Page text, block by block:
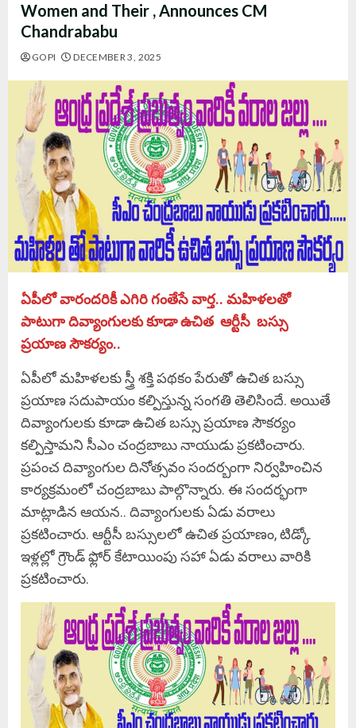
Women and Their , Announces CM
Chandrababu
GOPI DECEMBER 3, 2025
ఏపీలో వారందరికీ ఎగిరి గంతేసే వార్త.. మహిళలతో
పాటుగా దివ్యాంగులకు కూడా ఉచిత ఆర్టీసీ బస్సు
ప్రయాణ సౌకర్యం..
ఏపీలో మహిళలకు స్త్రీ శక్తి పథకం పేరుతో ఉచిత బస్సు
ప్రయాణ సదుపాయం కల్పిస్తున్న సంగతి తెలిసిందే. అయితే
దివ్యాంగులకు కూడా ఉచిత బస్సు ప్రయాణ సౌకర్యం
కల్పిస్తామని సీఎం చంద్రబాబు నాయుడు ప్రకటించారు.
ప్రపంచ దివ్యాంగుల దినోత్సవం సందర్బంగా నిర్వహించిన
కార్యక్రమంలో చంద్రబాబు పాల్గొన్నారు. ఈ సందర్భంగా
మాట్లాడిన ఆయన.. దివ్యాంగులకు ఏడు వరాలు
ప్రకటించారు. ఆర్టీసీ బస్సులలో ఉచిత ప్రయాణం, టిడ్కో
ఇళ్లల్లో గ్రౌండ్ ఫ్లోర్ కేటాయింపు సహా ఏడు వరాలు వారికి
ప్రకటించారు.